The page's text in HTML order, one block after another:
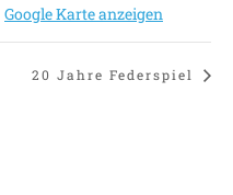
Google Karte anzeigen
20 Jahre Federspiel